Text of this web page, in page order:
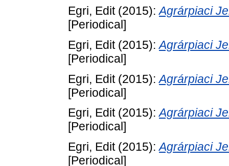
Egri, Edit(2015):Agrárpiaci
[Periodical]
Egri, Edit(2015):Agrárpiaci
[Periodical]
Egri, Edit(2015):Agrárpiaci
[Periodical]
Egri, Edit(2015):Agrárpiaci
[Periodical]
Egri, Edit(2015):Agrárpiaci
[Periodical]